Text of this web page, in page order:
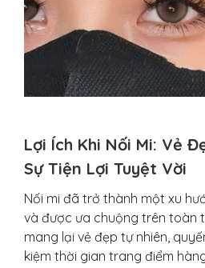
Lợi Ích Khi Nối Mi: Vẻ
Sự Tiện Lợi Tuyệt Vời
Nối mi đã trở thành một xu
và được ưa chuộng trên toàn
mang lại vẻ đẹp tự nhiên,
kiệm thời gian trang điểm